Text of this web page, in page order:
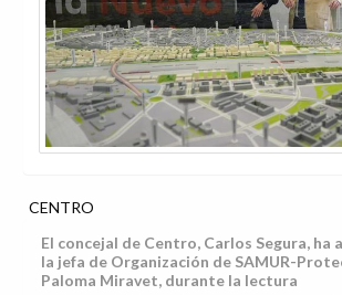
CENTRO
El concejal de Centro, Carlos Segura, ha
la jefa de Organización de SAMUR-
Paloma Miravet, durante la lectura